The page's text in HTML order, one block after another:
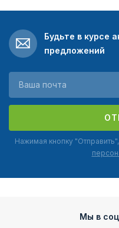
Будьте в курсе
предложений
Нажимая кнопку
Мы в